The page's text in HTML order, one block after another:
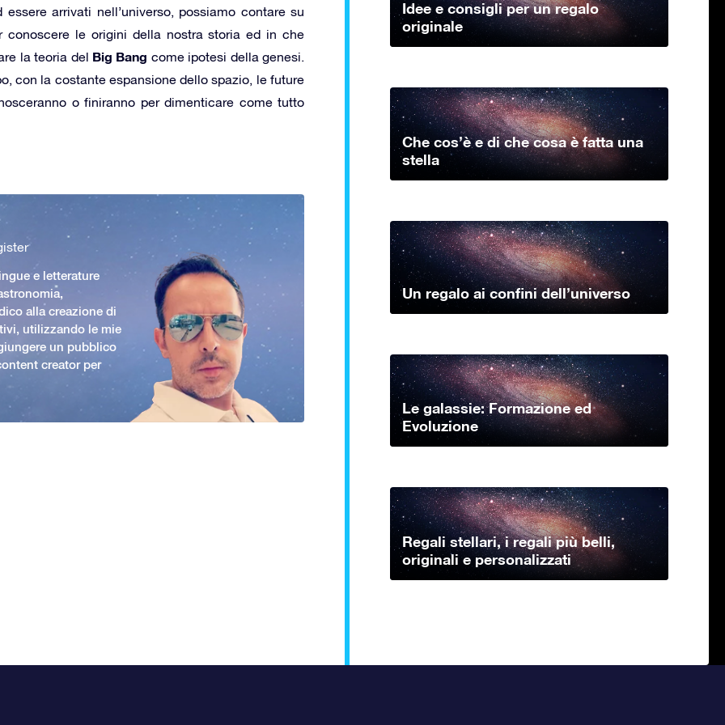
arrivati nell’universo, possiamo contare su
le origini della nostra storia ed in che
la teoria del Big Bang come ipotesi della genesi.
con la costante espansione dello spazio, le future
o finiranno per dimenticare come tutto
e letterature
alla creazione di
utilizzando le mie
un pubblico
creator per
Idee e consigli per un regalo
originale
Che cos’è e di che cosa è fatta una
stella
Un regalo ai confini dell’universo
Le galassie: Formazione ed
Evoluzione
Regali stellari, i regali più belli,
originali e personalizzati